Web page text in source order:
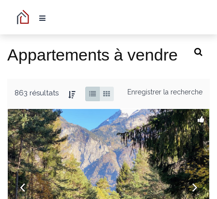
Appartements à vendre
863 résultats Enregistrer la recherche